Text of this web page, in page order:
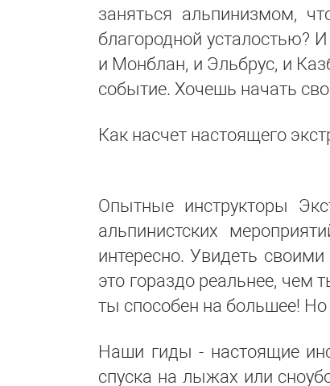
заняться альпинизмом,
благородной
и Монблан, и Эльбрус, и
событие. Хочешь начать
Как насчет настоящего
Опытные инструкторы
альпинистских
интересно. Увидеть
это гораздо реальнее, чем
ты способен на большее!
Наши гиды - настоящие
спуска на лыжах или